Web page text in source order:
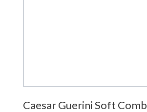
Hoppa
Caesar Guerini Soft Comb